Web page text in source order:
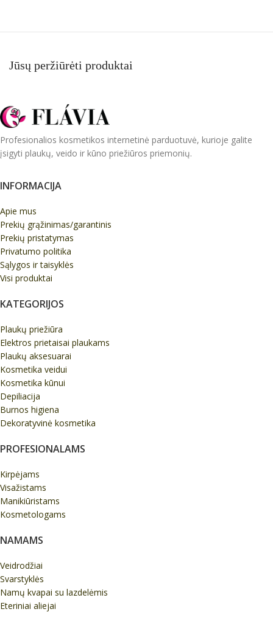
Jūsų peržiūrėti produktai
Profesionalios kosmetikos internetinė parduotuvė, kurioje galite
įsigyti plaukų, veido ir kūno priežiūros priemonių.
INFORMACIJA
Apie mus
Prekių grąžinimas/garantinis
Prekių pristatymas
Privatumo politika
Sąlygos ir taisyklės
Visi produktai
KATEGORIJOS
Plaukų priežiūra
Elektros prietaisai plaukams
Plaukų aksesuarai
Kosmetika veidui
Kosmetika kūnui
Depiliacija
Burnos higiena
Dekoratyvinė kosmetika
PROFESIONALAMS
Kirpėjams
Visažistams
Manikiūristams
Kosmetologams
NAMAMS
Veidrodžiai
Svarstyklės
Namų kvapai su lazdelėmis
Eteriniai aliejai